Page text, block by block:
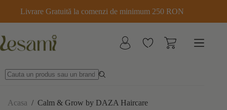
conținut
Livrare Gratuită la comenzi de minimum 250 RON
Acasa / Calm & Grow by DAZA Haircare